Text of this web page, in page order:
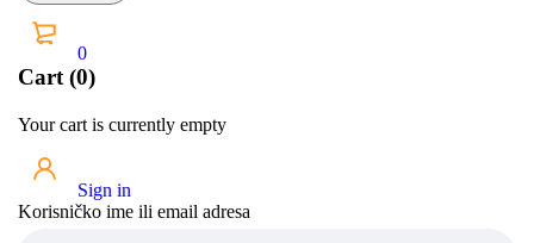
0
Cart (0)
Your cart is currently empty
Sign in
Korisničko ime ili email adresa